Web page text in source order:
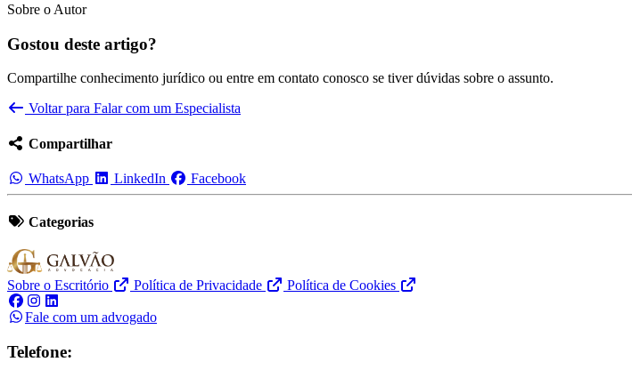
Sobre o Autor
Gostou deste artigo?
Compartilhe conhecimento jurídico ou entre em contato conosco se tiver dúvidas sobre o assunto.
Voltar para Falar com um Especialista
Compartilhar
WhatsApp LinkedIn Facebook
Categorias
Sobre o Escritório Política de Privacidade Política de Cookies
Fale com um advogado
Telefone: